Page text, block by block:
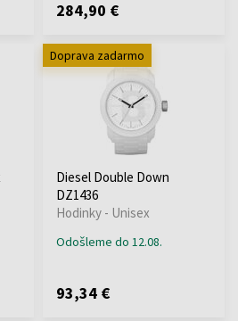
284,90 €
Doprava zadarmo
Diesel Double Down
DZ1436
Hodinky - Unisex
Odošleme do 12.08.
93,34 €